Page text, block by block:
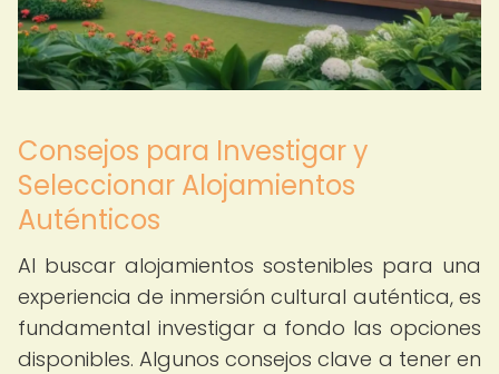
Consejos para Investigar y
Seleccionar Alojamientos
Auténticos
Al buscar alojamientos sostenibles para una
experiencia de inmersión cultural auténtica, es
fundamental investigar a fondo las opciones
disponibles. Algunos consejos clave a tener en